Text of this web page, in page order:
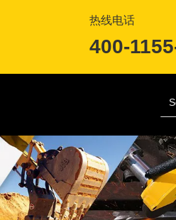
热线电话
400-